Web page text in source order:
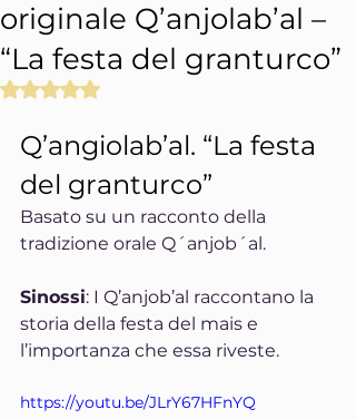
originale Q’anjolab’al –
“La festa del granturco”
Valutazione NaN stelle su 5.
Q’angiolab’al. “La festa
del granturco”
Basato su un racconto della
tradizione orale Q´anjob´al.
Sinossi: I Q’anjob’al raccontano la
storia della festa del mais e
l’importanza che essa riveste.
https://youtu.be/JLrY67HFnYQ